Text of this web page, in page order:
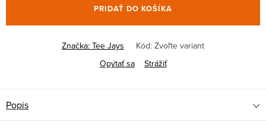
PRIDAŤ DO KOŠÍKA
Značka: Tee Jays Kód: Zvoľte variant
Opýtať sa
Strážiť
Popis